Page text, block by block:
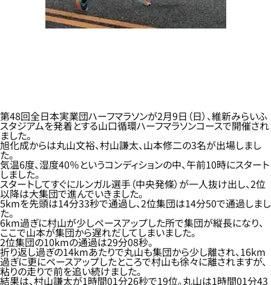
第48回全日本実業団ハーフマラソンが2月9日（日）、維新みらいふ
スタジアムを発着とする山口循環ハーフマラソンコースで開催され
ました。
旭化成からは丸山文裕、村山謙太、山本修二の3名が出場しまし
た。
気温6度、湿度40％というコンディションの中、午前10時にスタート
しました。
スタートしてすぐにルンガル選手（中央発條）が一人抜け出し、2位
以降は大集団で進んでいきました。
5kmを先頭は14分33秒で通過し、2位集団は14分50で通過しまし
た。
6km過ぎに村山が少しペースアップした所で集団が縦長になり、
ここで山本が集団から遅れだしてしまいました。
2位集団の10kmの通過は29分08秒。
折り返し過ぎの14kmあたりで丸山も集団から少し離され、16km
過ぎに更にペースアップしたところで村山も徐々に離されますが、
粘りの走りで前を追い続けました。
結果は、村山謙太が1時間01分26秒で19位。丸山は1時間01分43